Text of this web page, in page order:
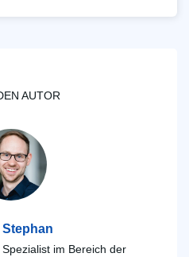
AUTOR
im Bereich der